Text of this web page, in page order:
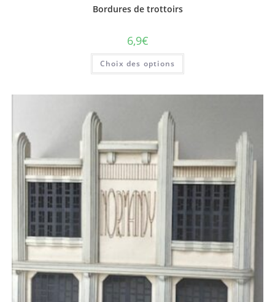
Bordures de trottoirs
6,9€
Choix des options